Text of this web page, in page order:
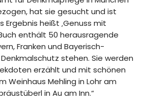
hat sie gesucht und ist
Ergebnis heißt ‚Genuss mit
enthält 50 herausragende
Franken und Bayerisch-
stehen. Sie werden
erzählt und mit schönen
Weinhaus Mehling in Lohr am
in Au am Inn.“